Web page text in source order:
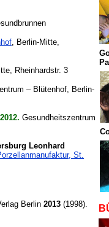
, Berlin-Mitte,
Rheinhardstr. 3
– Blütenhof, Berlin-
Gesundheitszentrum
Leonhard
St.
Berlin 2013 (1998).